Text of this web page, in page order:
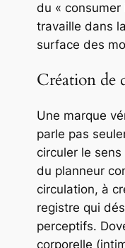
du « consumer
travaille dans
surface des
Création de
Une marque
parle pas
circuler le sens
du planneur
circulation, à
registre qui
perceptifs.
corporelle